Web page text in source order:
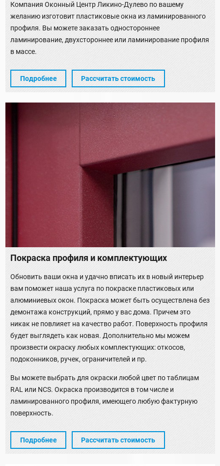
Компания Оконный Центр Ликино-Дулево по вашему
желанию изготовит пластиковые окна из ламинированного
профиля. Вы можете заказать одностороннее
ламинирование, двухстороннее или ламинирование профиля
в массе.
Подробнее Рассчитать стоимость
Покраска профиля и комплектующих
Обновить ваши окна и удачно вписать их в новый интерьер
вам поможет наша услуга по покраске пластиковых или
алюминиевых окон. Покраска может быть осуществлена без
демонтажа конструкций, прямо у вас дома. Причем это
никак не повлияет на качество работ. Поверхность профиля
будет выглядеть как новая. Дополнительно мы можем
произвести окраску любых комплектующих: откосов,
подоконников, ручек, ограничителей и пр.
Вы можете выбрать для окраски любой цвет по таблицам
RAL или NCS. Окраска производится в том числе и
ламинированного профиля, имеющего любую фактурную
поверхность.
Подробнее Рассчитать стоимость